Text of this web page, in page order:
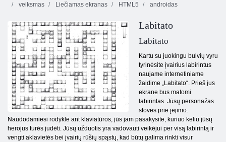
veiksmas
Liečiamas ekranas HTML5 androidas
Labitato
Labitato
Kartu su juokingu bulvių vyru
tyrinėsite įvairius labirintus
naujame internetiniame
žaidime „Labitato“. Prieš jus
ekrane bus matomi
labirintas. Jūsų personažas
stovės prie įėjimo.
Naudodamiesi rodykle ant klaviatūros, jūs jam pasakysite, kuriuo keliu jūsų
herojus turės judėti. Jūsų užduotis yra vadovauti veikėjui per visą labirintą ir
vengti aklavietės bei įvairių rūšių spąstų, kad būtų galima rinkti visur